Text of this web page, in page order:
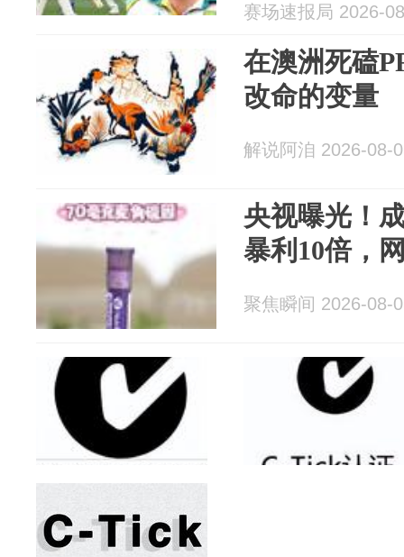
赛场速报局 2026-
在澳洲死磕
改命的变量
解说阿洎 2026-08-
央视曝光！
暴利10倍，
聚焦瞬间 2026-08-